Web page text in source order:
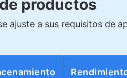
productos
ajuste a sus requisitos de